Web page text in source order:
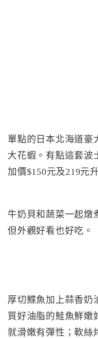
單點的日本北海道豪
大花蝦。有點這套波
加價$150元及219元
牛奶貝和蔬菜一起燉
但外觀好看也好吃。
厚切鰈魚加上蒜香奶
質好油脂的鮭魚鮮嫩
就滑嫩有彈性；軟絲